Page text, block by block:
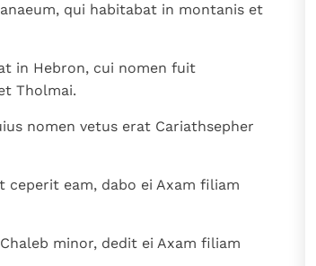
qui habitabat in montanis et
in Hebron, cui nomen fuit
Tholmai.
nomen vetus erat Cariathsepher
ceperit eam, dabo ei Axam filiam
minor, dedit ei Axam filiam